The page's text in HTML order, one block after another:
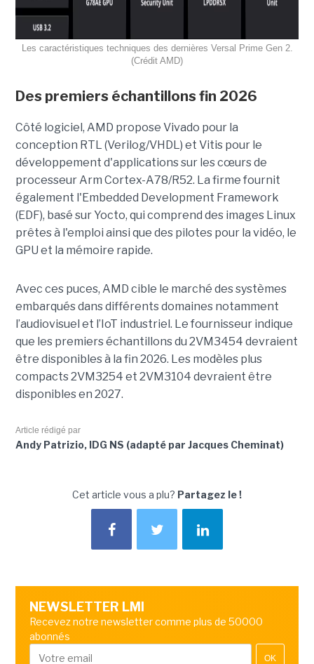
Les caractéristiques techniques des dernières Versal Prime Gen 2.
(Crédit AMD)
Des premiers échantillons fin 2026
Côté logiciel, AMD propose Vivado pour la
conception RTL (Verilog/VHDL) et Vitis pour le
développement d'applications sur les cœurs de
processeur Arm Cortex-A78/R52. La firme fournit
également l'Embedded Development Framework
(EDF), basé sur Yocto, qui comprend des images Linux
prêtes à l'emploi ainsi que des pilotes pour la vidéo, le
GPU et la mémoire rapide.
Avec ces puces, AMD cible le marché des systèmes
embarqués dans différents domaines notamment
l’audiovisuel et l’IoT industriel. Le fournisseur indique
que les premiers échantillons du 2VM3454 devraient
être disponibles à la fin 2026. Les modèles plus
compacts 2VM3254 et 2VM3104 devraient être
disponibles en 2027.
Article rédigé par
Andy Patrizio, IDG NS (adapté par Jacques Cheminat)
Cet article vous a plu? Partagez le !
NEWSLETTER LMI
Recevez notre newsletter comme plus de 50000
abonnés
OK